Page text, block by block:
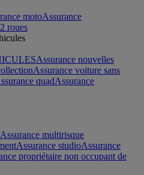
motoAssurance
roues
Assurance nouvelles
Assurance voiture sans
quadAssurance
Assurance multirisque
Assurance studioAssurance
propriétaire non occupant de